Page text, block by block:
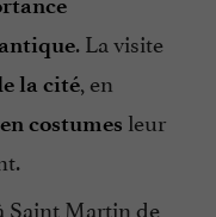
. La visite
la cité, en
costumes leur
Saint Martin de